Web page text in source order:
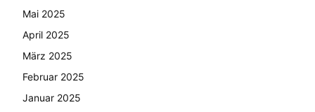
Mai 2025
April 2025
März 2025
Februar 2025
Januar 2025